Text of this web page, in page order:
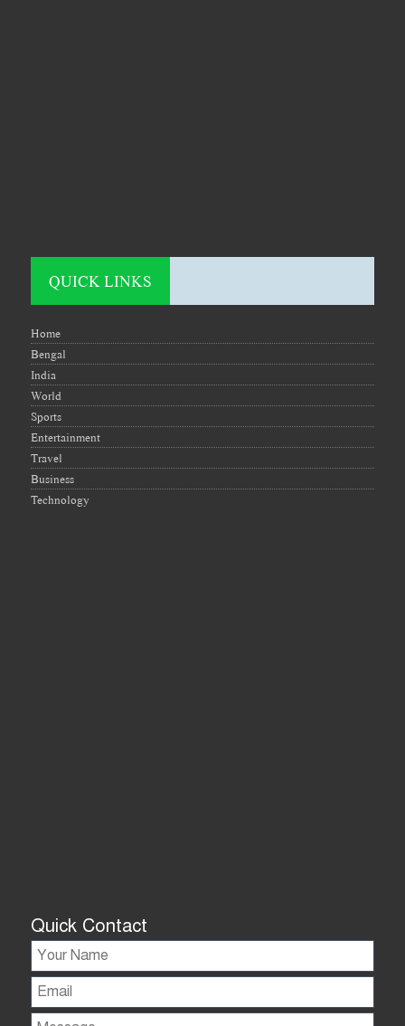
QUICK LINKS
Home
Bengal
India
World
Sports
Entertainment
Travel
Business
Technology
Quick Contact